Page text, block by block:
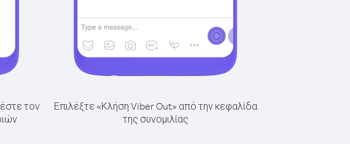
τον
Επιλέξτε «Κλήση Viber Out» από την κεφαλίδα
της συνομιλίας